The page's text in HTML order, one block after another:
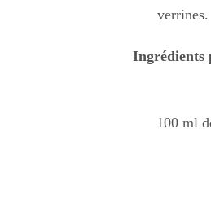
Boisson
Les
verrines.
Ingrédients
100 ml